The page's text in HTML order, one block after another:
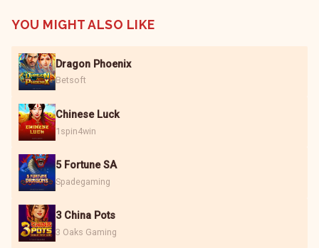
YOU MIGHT ALSO LIKE
Dragon Phoenix
Betsoft
Chinese Luck
1spin4win
5 Fortune SA
Spadegaming
3 China Pots
3 Oaks Gaming